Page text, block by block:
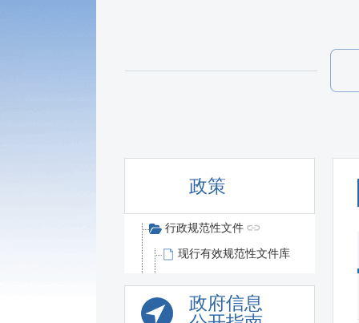
政策
行政规范性文件
现行有效规范性文件库
政府信息